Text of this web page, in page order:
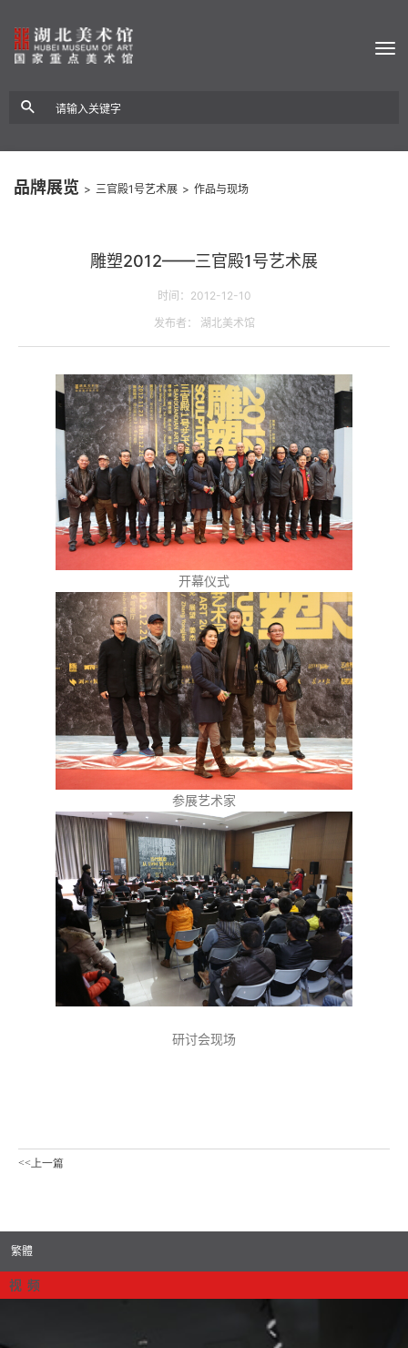
品牌展览 > 三官殿1号艺术展 > 作品与现场
雕塑2012——三官殿1号艺术展
时间：2012-12-10
发布者： 湖北美术馆
开幕仪式
参展艺术家
研讨会现场
<<上一篇
繁體
视 频